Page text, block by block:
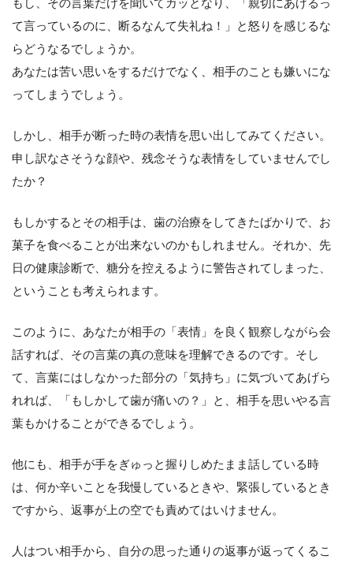
て言っているのに、断るなんて失礼ね！」と怒りを感じるな
らどうなるでしょうか。
あなたは苦い思いをするだけでなく、相手のことも嫌いにな
ってしまうでしょう。
しかし、相手が断った時の表情を思い出してみてください。
申し訳なさそうな顔や、残念そうな表情をしていませんでし
たか？
もしかするとその相手は、歯の治療をしてきたばかりで、お
菓子を食べることが出来ないのかもしれません。それか、先
日の健康診断で、糖分を控えるように警告されてしまった、
ということも考えられます。
このように、あなたが相手の「表情」を良く観察しながら会
話すれば、その言葉の真の意味を理解できるのです。そし
て、言葉にはしなかった部分の「気持ち」に気づいてあげら
れれば、「もしかして歯が痛いの？」と、相手を思いやる言
葉もかけることができるでしょう。
他にも、相手が手をぎゅっと握りしめたまま話している時
は、何か辛いことを我慢しているときや、緊張しているとき
ですから、返事が上の空でも責めてはいけません。
人はつい相手から、自分の思った通りの返事が返ってくるこ